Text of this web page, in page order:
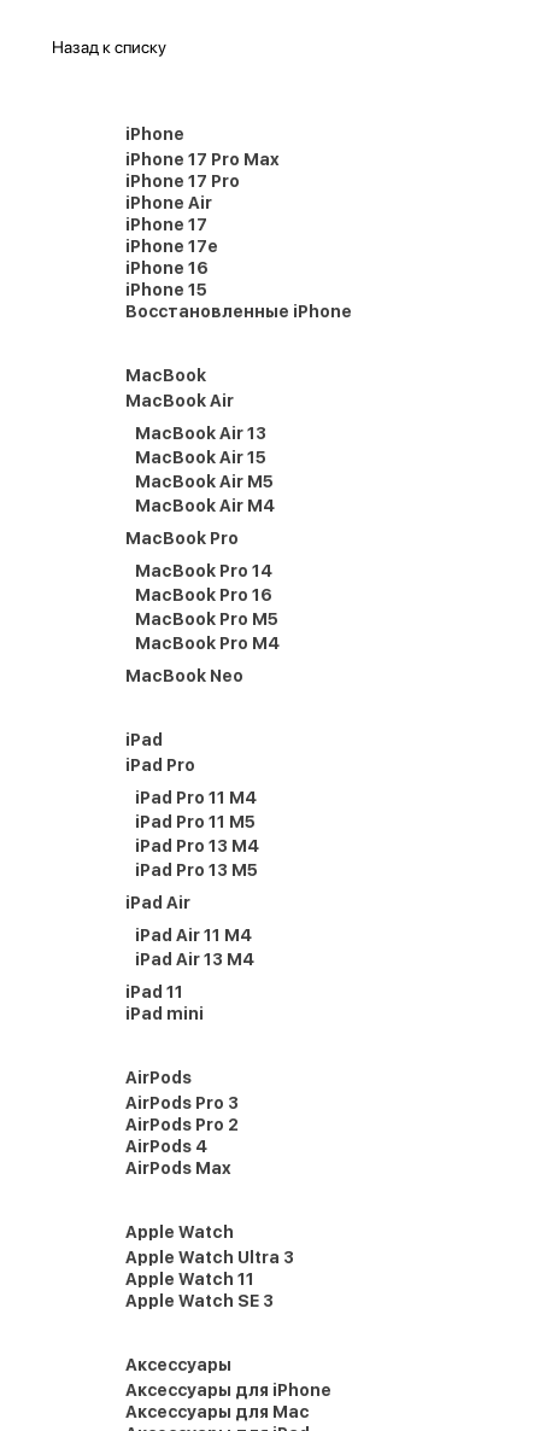
Назад к списку
iPhone
iPhone 17 Pro Max
iPhone 17 Pro
iPhone Air
iPhone 17
iPhone 17e
iPhone 16
iPhone 15
Восстановленные iPhone
MacBook
MacBook Air
MacBook Air 13
MacBook Air 15
MacBook Air M5
MacBook Air M4
MacBook Pro
MacBook Pro 14
MacBook Pro 16
MacBook Pro M5
MacBook Pro M4
MacBook Neo
iPad
iPad Pro
iPad Pro 11 M4
iPad Pro 11 M5
iPad Pro 13 M4
iPad Pro 13 M5
iPad Air
iPad Air 11 M4
iPad Air 13 M4
iPad 11
iPad mini
AirPods
AirPods Pro 3
AirPods Pro 2
AirPods 4
AirPods Max
Apple Watch
Apple Watch Ultra 3
Apple Watch 11
Apple Watch SE 3
Аксессуары
Аксессуары для iPhone
Аксессуары для Mac